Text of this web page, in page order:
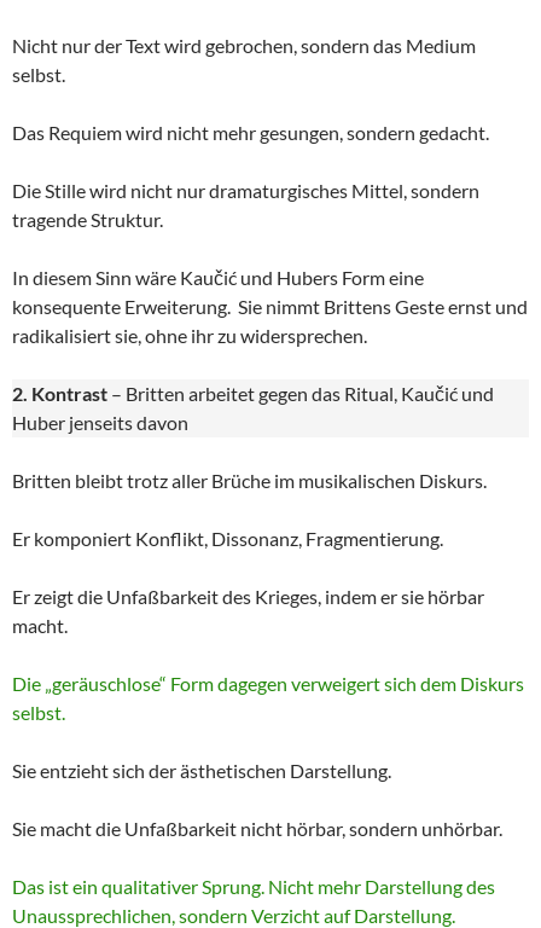
Nicht nur der Text wird gebrochen, sondern das Medium
selbst.
Das Requiem wird nicht mehr gesungen, sondern gedacht.
Die Stille wird nicht nur dramaturgisches Mittel, sondern
tragende Struktur.
In diesem Sinn wäre Kaučić und Hubers Form eine
konsequente Erweiterung. Sie nimmt Brittens Geste ernst und
radikalisiert sie, ohne ihr zu widersprechen.
2. Kontrast – Britten arbeitet gegen das Ritual, Kaučić und
Huber jenseits davon
Britten bleibt trotz aller Brüche im musikalischen Diskurs.
Er komponiert Konflikt, Dissonanz, Fragmentierung.
Er zeigt die Unfaßbarkeit des Krieges, indem er sie hörbar
macht.
Die „geräuschlose“ Form dagegen verweigert sich dem Diskurs
selbst.
Sie entzieht sich der ästhetischen Darstellung.
Sie macht die Unfaßbarkeit nicht hörbar, sondern unhörbar.
Das ist ein qualitativer Sprung. Nicht mehr Darstellung des
Unaussprechlichen, sondern Verzicht auf Darstellung.